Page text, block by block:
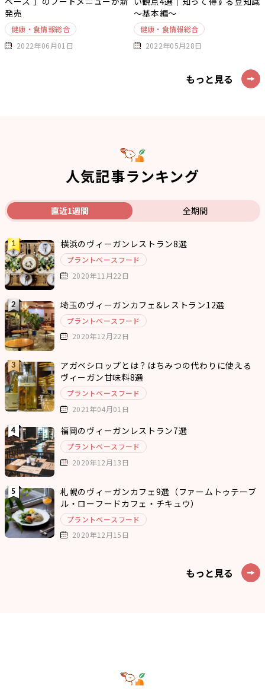
発売
健康・食情報総合
2022年06月01日
～基本編～
健康・食情報総合
2022年05月28日
もっと見る
人気記事ランキング
直近1週間 全期間
横浜のヴィーガンレストラン8選
プラントベースフード
2020年11月22日
埼玉のヴィーガンカフェ&レストラン12選
プラントベースフード
2020年12月22日
アガベシロップとは？はちみつの代わりに使える
ヴィーガン甘味料8選
プラントベースフード
2021年04月01日
福岡のヴィーガンレストラン7選
プラントベースフード
2020年12月13日
札幌のヴィーガンカフェ9選（ファームトゥテーブ
ル・ローフードカフェ・チキュウ）
プラントベースフード
2020年12月15日
もっと見る